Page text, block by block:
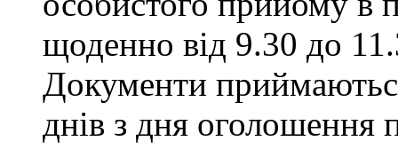
щоденно від 9.30 до
Документи
днів з дня оголошення